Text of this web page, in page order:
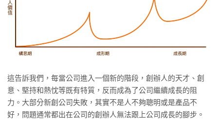
這告訴我們，每當公司進入一個新的階段，創辦人的天才、創
意、堅持和熱忱等既有特質，反而成為了公司繼續成長的阻
力。大部分新創公司失敗，其實不是人不夠聰明或是產品不
好，問題通常都出在公司的創辦人無法跟上公司成長的腳步。